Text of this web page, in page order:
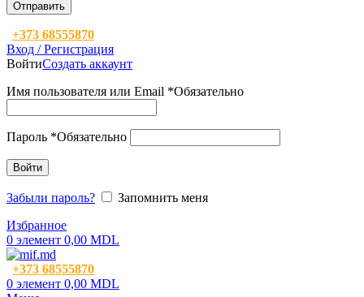
+373 68555870
Вход / Регистрация
ВойтиСоздать аккаунт
Имя пользователя или Email *Обязательно
Пароль *Обязательно
Войти
Забыли пароль?
Запомнить меня
Избранное
0 элемент 0,00 MDL
+373 68555870
0 элемент 0,00 MDL